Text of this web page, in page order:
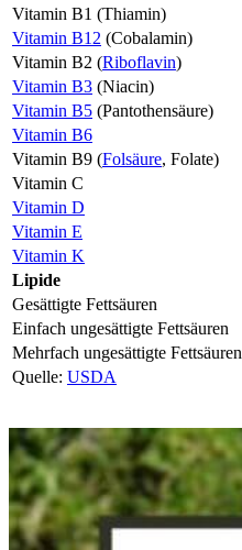
Vitamin B1 (Thiamin)
Vitamin B12 (Cobalamin)
Vitamin B2 (Riboflavin)
Vitamin B3 (Niacin)
Vitamin B5 (Pantothensäure)
Vitamin B6
Vitamin B9 (Folsäure, Folate)
Vitamin C
Vitamin D
Vitamin E
Vitamin K
Lipide
Gesättigte Fettsäuren
Einfach ungesättigte Fettsäuren
Mehrfach ungesättigte Fettsäuren
Quelle: USDA